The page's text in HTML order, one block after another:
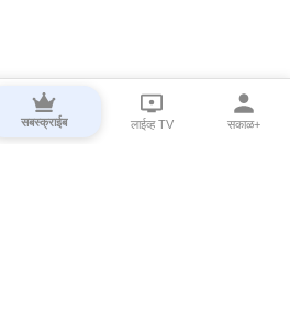
सबस्क्राईब लाईव्ह TV सकाळ+